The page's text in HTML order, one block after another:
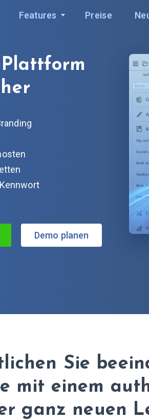
Features Preise
Demo planen
Sie
mit einem
ganz neuen